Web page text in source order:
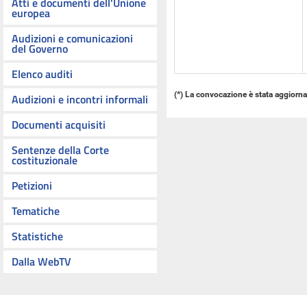
europea
Audizioni e comunicazioni
del Governo
Elenco auditi
Audizioni e incontri informali
Documenti acquisiti
Sentenze della Corte
costituzionale
Petizioni
Tematiche
Statistiche
Dalla WebTV
(*) La convocazione è stata